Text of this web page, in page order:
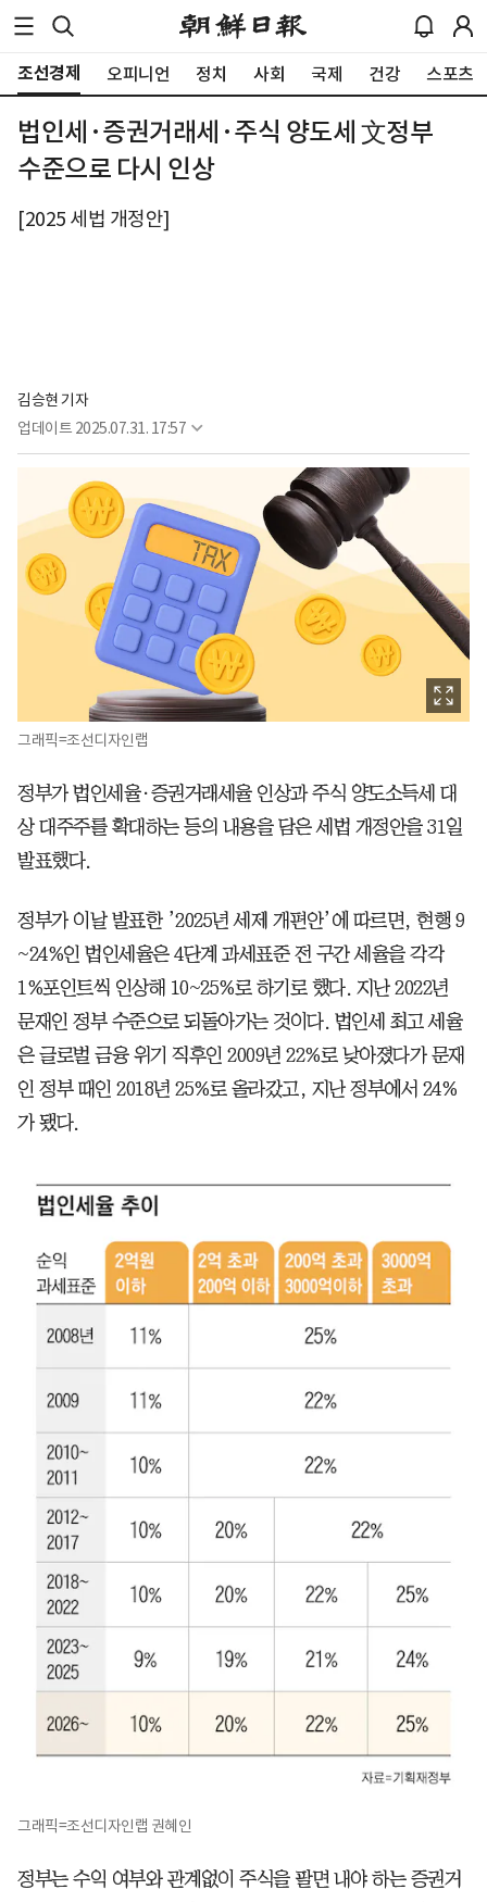
조선경제 오피니언 정치 사회 국제 건강 스포츠
법인세·증권거래세·주식 양도세 文정부
수준으로 다시 인상
[2025 세법 개정안]
김승현 기자
업데이트 2025.07.31. 17:57
그래픽=조선디자인랩
정부가 법인세율·증권거래세율 인상과 주식 양도소득세 대
상 대주주를 확대하는 등의 내용을 담은 세법 개정안을 31일
발표했다.
정부가 이날 발표한 ’2025년 세제 개편안’에 따르면, 현행 9
~24%인 법인세율은 4단계 과세표준 전 구간 세율을 각각
1%포인트씩 인상해 10~25%로 하기로 했다. 지난 2022년
문재인 정부 수준으로 되돌아가는 것이다. 법인세 최고 세율
은 글로벌 금융 위기 직후인 2009년 22%로 낮아졌다가 문재
인 정부 때인 2018년 25%로 올라갔고, 지난 정부에서 24%
가 됐다.
그래픽=조선디자인랩 권혜인
정부는 수익 여부와 관계없이 주식을 팔면 내야 하는 증권거